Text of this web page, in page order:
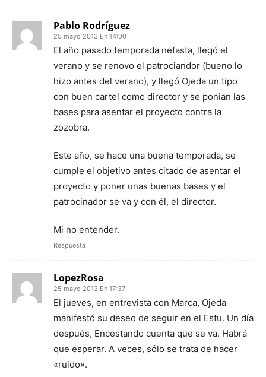
Pablo Rodríguez
25 mayo 2013 En 14:00
El año pasado temporada nefasta, llegó el
verano y se renovo el patrociandor (bueno lo
hizo antes del verano), y llegó Ojeda un tipo
con buen cartel como director y se ponian las
bases para asentar el proyecto contra la
zozobra.
Este año, se hace una buena temporada, se
cumple el objetivo antes citado de asentar el
proyecto y poner unas buenas bases y el
patrocinador se va y con él, el director.
Mi no entender.
Respuesta
LopezRosa
25 mayo 2013 En 17:37
El jueves, en entrevista con Marca, Ojeda
manifestó su deseo de seguir en el Estu. Un día
después, Encestando cuenta que se va. Habrá
que esperar. A veces, sólo se trata de hacer
«ruido».